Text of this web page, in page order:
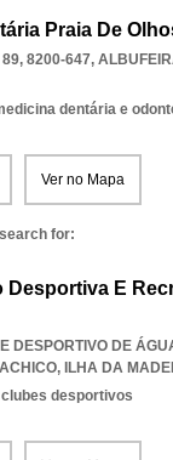
Praia De
8200-647,
dentária e
Ver no Mapa
for:
Desportiva E
DESPORTIVO DE
, ILHA DA
desportivos